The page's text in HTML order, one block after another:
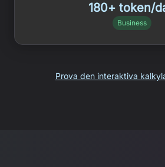
180+ token/
Business
Prova den interaktiva